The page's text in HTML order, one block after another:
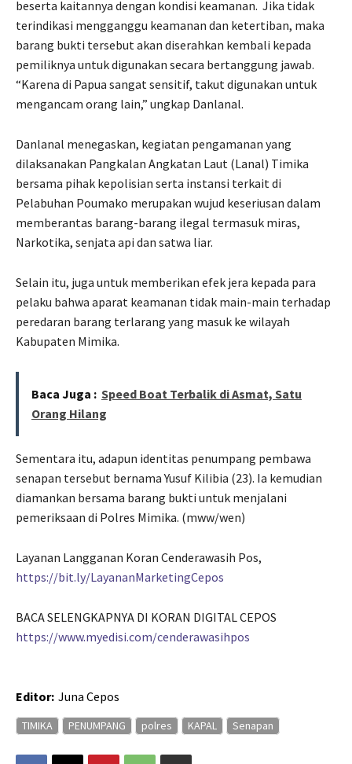
beserta kaitannya dengan kondisi keamanan. Jika tidak
terindikasi mengganggu keamanan dan ketertiban, maka
barang bukti tersebut akan diserahkan kembali kepada
pemiliknya untuk digunakan secara bertanggung jawab.
“Karena di Papua sangat sensitif, takut digunakan untuk
mengancam orang lain,” ungkap Danlanal.
Danlanal menegaskan, kegiatan pengamanan yang
dilaksanakan Pangkalan Angkatan Laut (Lanal) Timika
bersama pihak kepolisian serta instansi terkait di
Pelabuhan Poumako merupakan wujud keseriusan dalam
memberantas barang-barang ilegal termasuk miras,
Narkotika, senjata api dan satwa liar.
Selain itu, juga untuk memberikan efek jera kepada para
pelaku bahwa aparat keamanan tidak main-main terhadap
peredaran barang terlarang yang masuk ke wilayah
Kabupaten Mimika.
Baca Juga : Speed Boat Terbalik di Asmat, Satu
Orang Hilang
Sementara itu, adapun identitas penumpang pembawa
senapan tersebut bernama Yusuf Kilibia (23). Ia kemudian
diamankan bersama barang bukti untuk menjalani
pemeriksaan di Polres Mimika. (mww/wen)
Layanan Langganan Koran Cenderawasih Pos,
https://bit.ly/LayananMarketingCepos
BACA SELENGKAPNYA DI KORAN DIGITAL CEPOS
https://www.myedisi.com/cenderawasihpos
Editor: Juna Cepos
TIMIKA PENUMPANG polres KAPAL Senapan